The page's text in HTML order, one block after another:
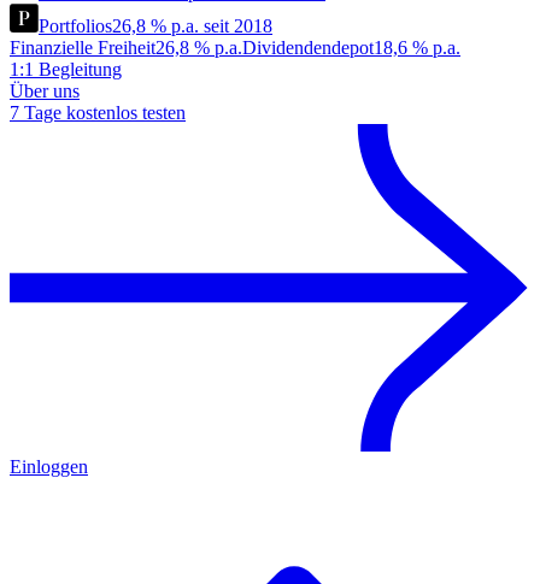
Portfolios26,8 % p.a. seit 2018
Finanzielle Freiheit26,8 % p.a.Dividendendepot18,6 % p.a.
1:1 Begleitung
Über uns
7 Tage kostenlos testen
Einloggen